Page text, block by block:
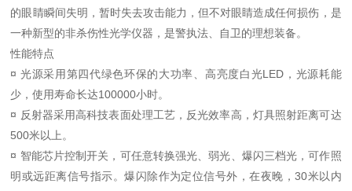
的眼睛瞬间失明，暂时失去攻击能力，但不对眼睛造成任何损伤，是
一种新型的非杀伤性光学仪器，是警执法、自卫的理想装备。
性能特点
¤ 光源采用第四代绿色环保的大功率、高亮度白光LED，光源耗能
少，使用寿命长达100000小时。
¤ 反射器采用高科技表面处理工艺，反光效率高，灯具照射距离可达
500米以上。
¤ 智能芯片控制开关，可任意转换强光、弱光、爆闪三档光，可作照
明或远距离信号指示。爆闪除作为定位信号外，在夜晚，30米以内